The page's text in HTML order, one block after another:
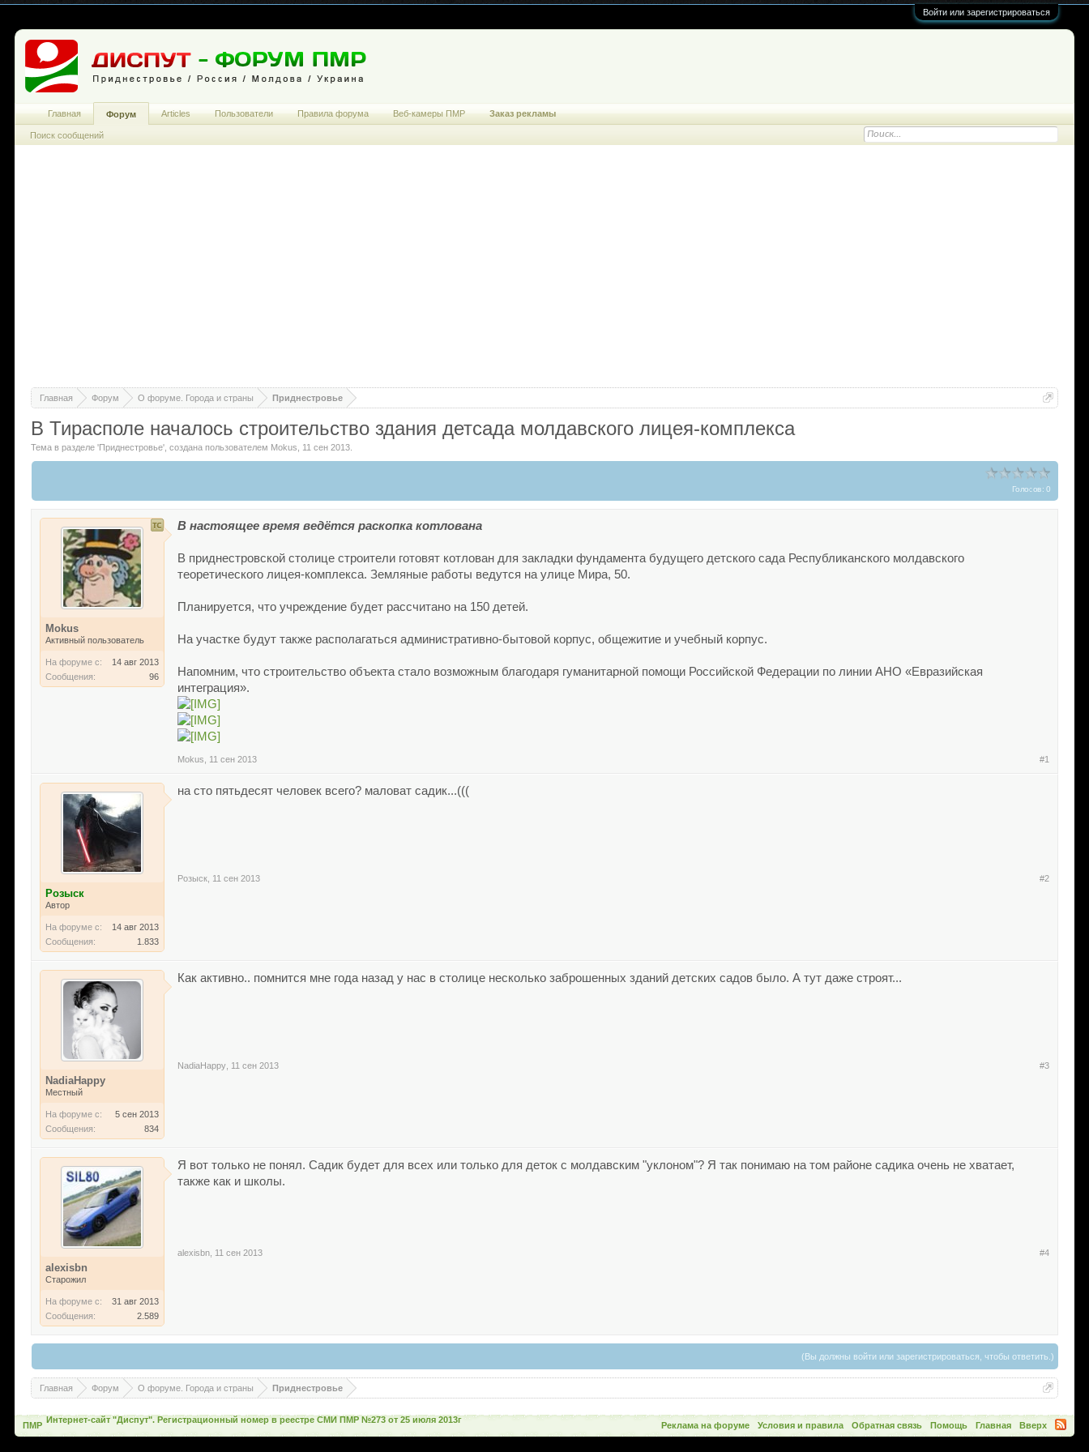
Войти или зарегистрироваться
Главная Форум О форуме. Города и страны Приднестровье
В Тирасполе началось строительство здания детсада молдавского лицея-комплекса
Тема в разделе 'Приднестровье' , создана пользователем Mokus 11 сен 2013
Голосов: 0
Mokus
Активный пользователь
На форуме с:
14 авг 2013
Сообщения:
96
В настоящее время ведётся раскопка котлована
В приднестровской столице строители готовят котлован для закладки фундамента будущего детского сада Республиканского молдавского
теоретического лицея-комплекса. Земляные работы ведутся на улице Мира, 50.
Планируется, что учреждение будет рассчитано на 150 детей.
На участке будут также располагаться административно-бытовой корпус, общежитие и учебный корпус.
Напомним, что строительство объекта стало возможным благодаря гуманитарной помощи Российской Федерации по линии АНО «Евразийская
интеграция».
Mokus 11 сен 2013 #1
Розыск
Автор
На форуме с:
14 авг 2013
Сообщения:
1.833
на сто пятьдесят человек всего? маловат садик...(((
Розыск 11 сен 2013 #2
NadiaHappy
Местный
На форуме с:
5 сен 2013
Сообщения:
834
Как активно.. помнится мне года назад у нас в столице несколько заброшенных зданий детских садов было. А тут даже строят...
NadiaHappy 11 сен 2013 #3
alexisbn
Старожил
На форуме с:
31 авг 2013
Сообщения:
2.589
Я вот только не понял. Садик будет для всех или только для деток с молдавским "уклоном"? Я так понимаю на том районе садика очень не хватает,
также как и школы.
alexisbn 11 сен 2013 #4
(Вы должны войти или зарегистрироваться, чтобы ответить.)
Главная Форум О форуме. Города и страны Приднестровье
Главная Форум
Поиск сообщений
Articles Пользователи Правила форума Веб-камеры ПМР Заказ рекламы
ПМР
Интернет-сайт "Диспут". Регистрационный номер в реестре СМИ ПМР №273 от 25 июля 2013г
Реклама на форуме Условия и правила Обратная связь Помощь Главная Вверх